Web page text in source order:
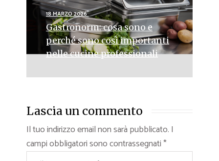
18 MARZO 2026
Gastronorm: cosa sono e
perché sono così importanti
nelle cucine professionali
Lascia un commento
Il tuo indirizzo email non sarà pubblicato. I
campi obbligatori sono contrassegnati*